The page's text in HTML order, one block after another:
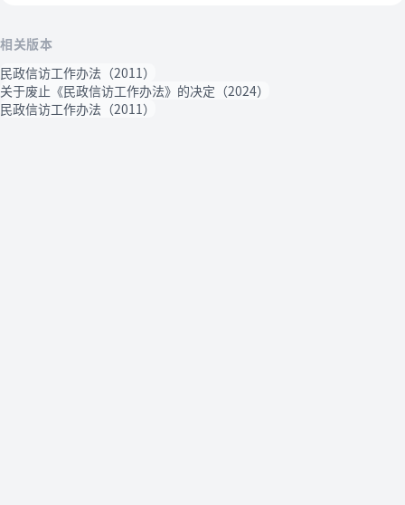
相关版本
民政信访工作办法（2011）
关于废止《民政信访工作办法》的决定（2024）
民政信访工作办法（2011）